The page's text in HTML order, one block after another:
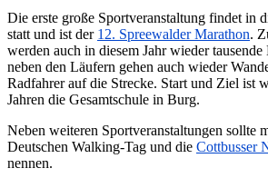
Die erste große Sportveranstaltung findet in
statt und ist der 12. Spreewalder Marathon.
werden auch in diesem Jahr wieder
neben den Läufern gehen auch wieder
Radfahrer auf die Strecke. Start und Ziel ist
Jahren die Gesamtschule in Burg.
Neben weiteren Sportveranstaltungen sollte
Deutschen Walking-Tag und die Cottbusser
nennen.